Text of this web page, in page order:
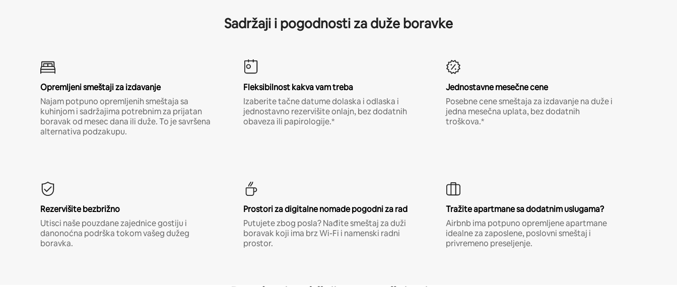
Sadržaji i pogodnosti za duže boravke
Opremljeni smeštaji za izdavanje
Najam potpuno opremljenih smeštaja sa
kuhinjom i sadržajima potrebnim za prijatan
boravak od mesec dana ili duže. To je savršena
alternativa podzakupu.
Fleksibilnost kakva vam treba
Izaberite tačne datume dolaska i odlaska i
jednostavno rezervišite onlajn, bez dodatnih
obaveza ili papirologije.*
Jednostavne mesečne cene
Posebne cene smeštaja za izdavanje na duže i
jedna mesečna uplata, bez dodatnih
troškova.*
Rezervišite bezbrižno
Utisci naše pouzdane zajednice gostiju i
danonoćna podrška tokom vašeg dužeg
boravka.
Prostori za digitalne nomade pogodni za rad
Putujete zbog posla? Nađite smeštaj za duži
boravak koji ima brz Wi-Fi i namenski radni
prostor.
Tražite apartmane sa dodatnim uslugama?
Airbnb ima potpuno opremljene apartmane
idealne za zaposlene, poslovni smeštaj i
privremeno preseljenje.